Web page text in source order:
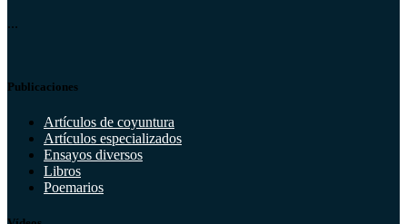
...
Publicaciones
Artículos de coyuntura
Artículos especializados
Ensayos diversos
Libros
Poemarios